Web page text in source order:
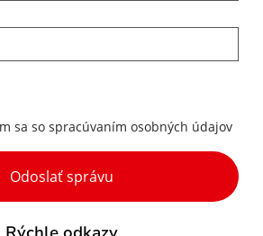
sa so spracúvaním osobných údajov
Odoslať správu